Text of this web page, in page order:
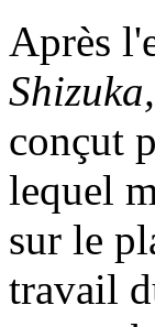
Après
conçut
lequel
sur le
travail